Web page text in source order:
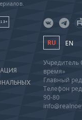
18+
RU EN
Учредитель
время»
Главный
Телефон
90-80